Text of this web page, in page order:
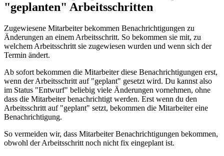
"geplanten" Arbeitsschritten
Zugewiesene Mitarbeiter bekommen Benachrichtigungen zu
Änderungen an einem Arbeitsschritt. So bekommen sie mit, zu
welchem Arbeitsschritt sie zugewiesen wurden und wenn sich der
Termin ändert.
Ab sofort bekommen die Mitarbeiter diese Benachrichtigungen erst,
wenn der Arbeitsschritt auf "geplant" gesetzt wird. Du kannst also
im Status "Entwurf" beliebig viele Änderungen vornehmen, ohne
dass die Mitarbeiter benachrichtigt werden. Erst wenn du den
Arbeitsschritt auf "geplant" setzt, bekommen die Mitarbeiter eine
Benachrichtigung.
So vermeiden wir, dass Mitarbeiter Benachrichtigungen bekommen,
obwohl der Arbeitsschritt noch nicht fix eingeplant ist.